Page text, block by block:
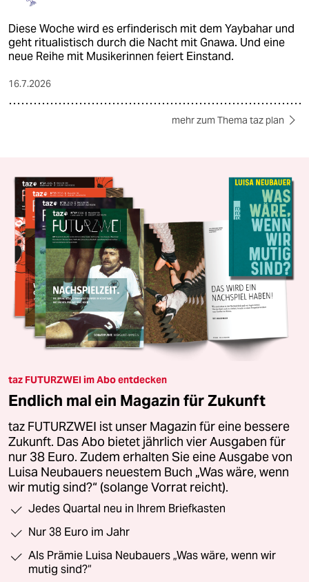
Diese Woche wird es erfinderisch mit dem Yaybahar und
geht ritualistisch durch die Nacht mit Gnawa. Und eine
neue Reihe mit Musikerinnen feiert Einstand.
16.7.2026
mehr zum Thema taz plan
taz FUTURZWEI im Abo entdecken
Endlich mal ein Magazin für Zukunft
taz FUTURZWEI ist unser Magazin für eine bessere
Zukunft. Das Abo bietet jährlich vier Ausgaben für
nur 38 Euro. Zudem erhalten Sie eine Ausgabe von
Luisa Neubauers neuestem Buch „Was wäre, wenn
wir mutig sind?“ (solange Vorrat reicht).
Jedes Quartal neu in Ihrem Briefkasten
Nur 38 Euro im Jahr
Als Prämie Luisa Neubauers „Was wäre, wenn wir
mutig sind?“